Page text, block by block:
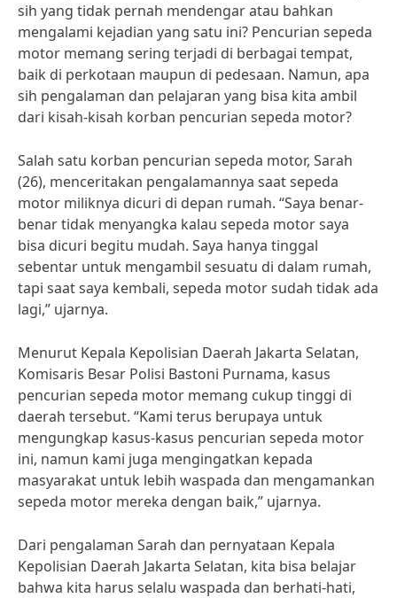
sih yang tidak pernah mendengar atau bahkan
mengalami kejadian yang satu ini? Pencurian sepeda
motor memang sering terjadi di berbagai tempat,
baik di perkotaan maupun di pedesaan. Namun, apa
sih pengalaman dan pelajaran yang bisa kita ambil
dari kisah-kisah korban pencurian sepeda motor?
Salah satu korban pencurian sepeda motor, Sarah
(26), menceritakan pengalamannya saat sepeda
motor miliknya dicuri di depan rumah. “Saya benar-
benar tidak menyangka kalau sepeda motor saya
bisa dicuri begitu mudah. Saya hanya tinggal
sebentar untuk mengambil sesuatu di dalam rumah,
tapi saat saya kembali, sepeda motor sudah tidak ada
lagi,” ujarnya.
Menurut Kepala Kepolisian Daerah Jakarta Selatan,
Komisaris Besar Polisi Bastoni Purnama, kasus
pencurian sepeda motor memang cukup tinggi di
daerah tersebut. “Kami terus berupaya untuk
mengungkap kasus-kasus pencurian sepeda motor
ini, namun kami juga mengingatkan kepada
masyarakat untuk lebih waspada dan mengamankan
sepeda motor mereka dengan baik,” ujarnya.
Dari pengalaman Sarah dan pernyataan Kepala
Kepolisian Daerah Jakarta Selatan, kita bisa belajar
bahwa kita harus selalu waspada dan berhati-hati,